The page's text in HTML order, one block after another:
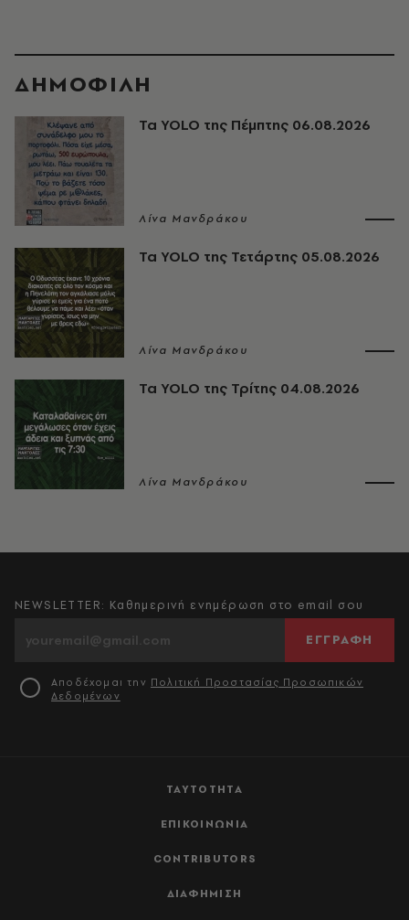
ΔΗΜΟΦΙΛΗ
Τα YOLO της Πέμπτης 06.08.2026
Λίνα Μανδράκου
Τα YOLO της Τετάρτης 05.08.2026
Λίνα Μανδράκου
Τα YOLO της Τρίτης 04.08.2026
Λίνα Μανδράκου
ΤΑΥΤΟΤΗΤΑ
ΕΠΙΚΟΙΝΩΝΙΑ
CONTRIBUTORS
ΔΙΑΦΗΜΙΣΗ
NEWSLETTER: Καθημερινή ενημέρωση στο email σου
ΕΓΓΡΑΦΗ
Αποδέχομαι την Πολιτική Προστασίας Προσωπικών
Δεδομένων